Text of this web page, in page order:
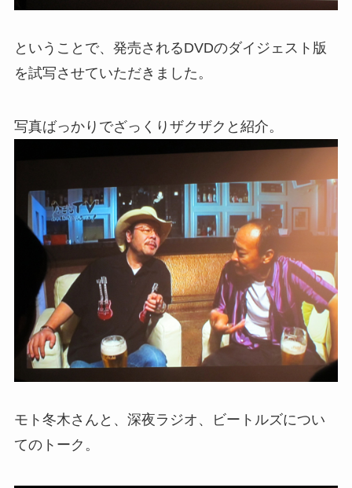
ということで、発売されるDVDのダイジェスト版
を試写させていただきました。
写真ばっかりでざっくりザクザクと紹介。
モト冬木さんと、深夜ラジオ、ビートルズについ
てのトーク。